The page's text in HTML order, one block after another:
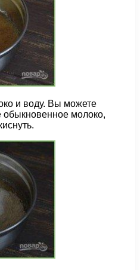
и воду. Вы можете
обыкновенное молоко,